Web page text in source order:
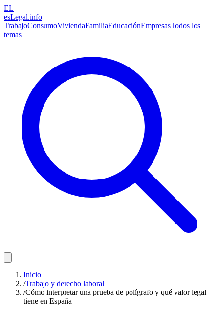
EL
esLegal.info
TrabajoConsumoViviendaFamiliaEducaciónEmpresasTodos los
temas
Inicio
/Trabajo y derecho laboral
/Cómo interpretar una prueba de polígrafo y qué valor legal
tiene en España